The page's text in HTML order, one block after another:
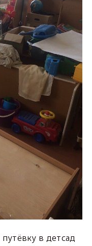
в детсад